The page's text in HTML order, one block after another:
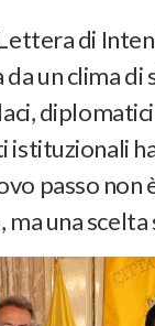
di
un clima di
istituzionali
passo non
una scelta